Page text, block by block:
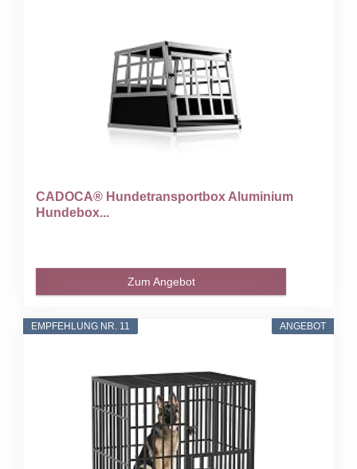
CADOCA® Hundetransportbox Aluminium
Hundebox...
Zum Angebot
ANGEBOT
EMPFEHLUNG NR. 11